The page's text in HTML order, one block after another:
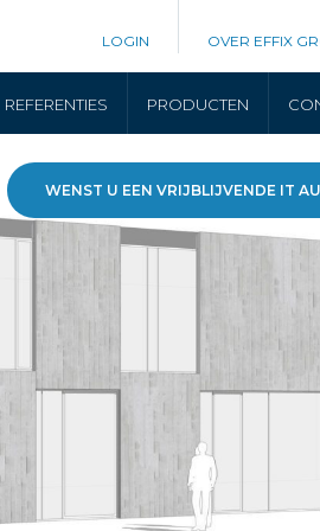
LOGIN OVER EFFIX
REFERENTIES PRODUCTEN
WENST U EEN VRIJBLIJVENDE IT